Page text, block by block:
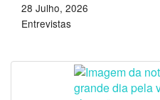
28 Julho, 2026
Entrevistas